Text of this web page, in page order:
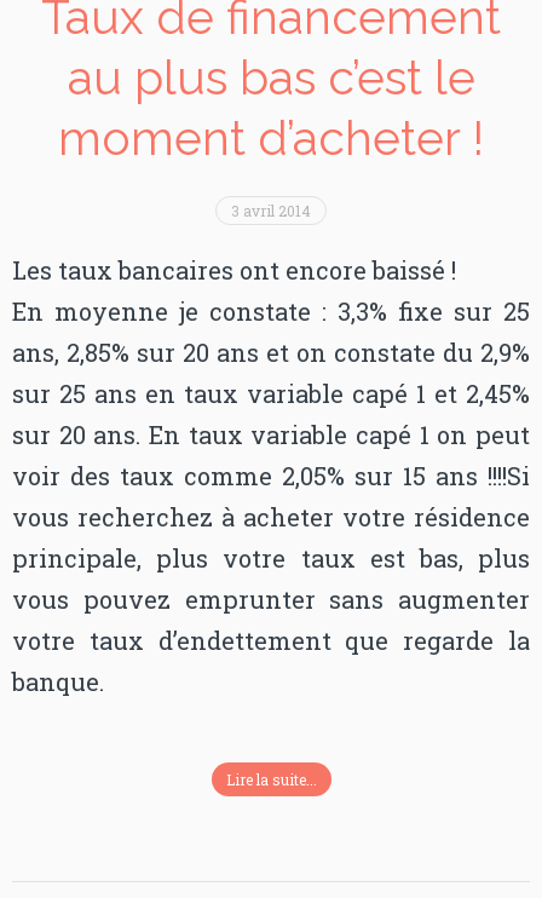
Taux de financement
au plus bas c’est le
moment d’acheter !
3 avril 2014
Les taux bancaires ont encore baissé !
En moyenne je constate : 3,3% fixe sur 25
ans, 2,85% sur 20 ans et on constate du 2,9%
sur 25 ans en taux variable capé 1 et 2,45%
sur 20 ans. En taux variable capé 1 on peut
voir des taux comme 2,05% sur 15 ans !!!!Si
vous recherchez à acheter votre résidence
principale, plus votre taux est bas, plus
vous pouvez emprunter sans augmenter
votre taux d’endettement que regarde la
banque.
Lire la suite...